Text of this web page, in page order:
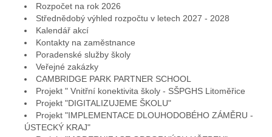
Rozpočet na rok 2026
Střednědobý výhled rozpočtu v letech 2027 - 2028
Kalendář akcí
Kontakty na zaměstnance
Poradenské služby školy
Veřejné zakázky
CAMBRIDGE PARK PARTNER SCHOOL
Projekt " Vnitřní konektivita školy - SŠPGHS Litoměřice
Projekt "DIGITALIZUJEME ŠKOLU"
Projekt "IMPLEMENTACE DLOUHODOBÉHO ZÁMĚRU -
ÚSTECKÝ KRAJ"